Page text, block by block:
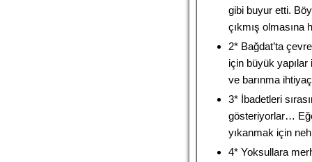
gibi buyur etti.
çıkmış olmasına
2* Bağdat’ta
için büyük
ve barınma
3* İbadetleri
gösteriyorlar…
yıkanmak için
4* Yoksullara